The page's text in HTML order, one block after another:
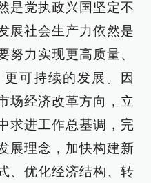
是党执政兴国坚定不
展社会生产力依然是
努力实现更高质量、
可持续的发展。因
场经济改革方向，立
求进工作总基调，完
展理念，加快构建新
、优化经济结构、转